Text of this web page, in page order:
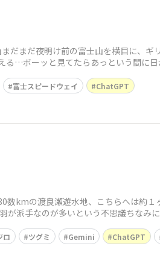
まだ夜明け前の富士山を横目に、ギ
る…ボーッと見てたらあっという間に
富士スピードウェイ ChatGPT
kmの渡良瀬遊水地、こちらへは約
手なのが多いという不思議ちなみ
ロ ツグミ Gemini ChatGPT